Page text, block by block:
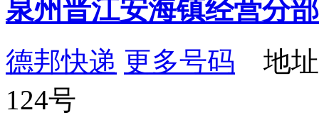
泉州晋江安海镇经营分部
德邦快递 更多号码 地址
124号